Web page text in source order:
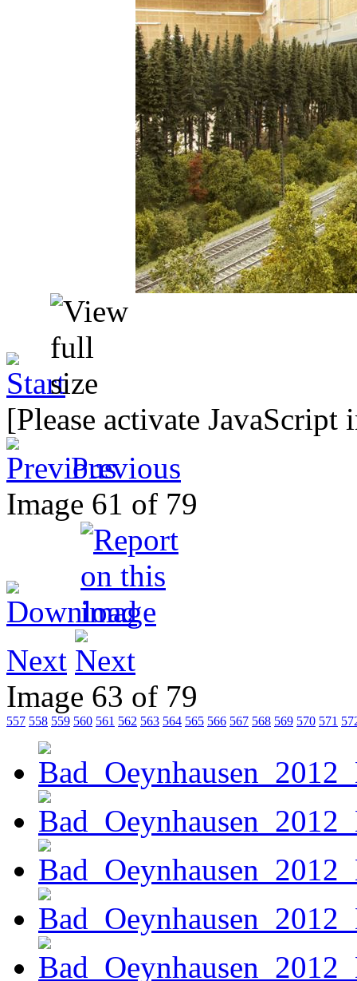
[Please activate
Previous
Image 61 of 79
Next
Image 63 of 79
557 558 559 560 561 562 563 564 565 566 567 568 569 570 571